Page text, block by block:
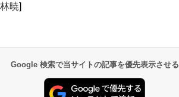
暁]
Google 検索で当サイトの記事を優先表示させる